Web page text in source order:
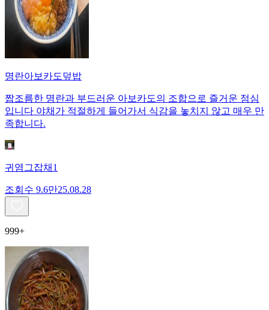
명란아보카도덮밥
짭조름한 명란과 부드러운 아보카도의 조합으로 즐거운 점심
입니다 야채가 적절하게 들어가서 식감을 놓치지 않고 매우 만
족합니다.
귀염그잡채1
조회수 9.6만25.08.28
999+